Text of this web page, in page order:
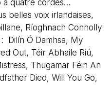
à quatre cordes…
belles voix irlandaises,
Ríoghnach Connolly
Dilín Ó Damhsa, My
Out, Téir Abhaile Riú,
Thugamar Féin An
Died, Will You Go,